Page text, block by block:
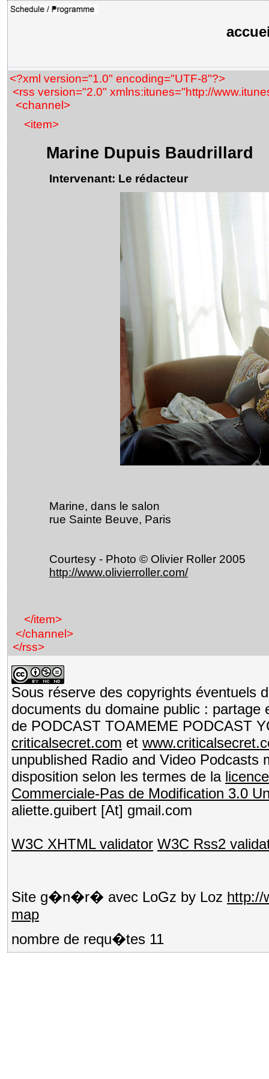
<?xml version="1.0" encoding="UTF-8"?>
<rss version="2.0" xmlns:itunes="http://
<channel>
<item>
Marine Dupuis Baudrillard
Intervenant: Le rédacteur
Marine, dans le salon
rue Sainte Beuve, Paris
Courtesy - Photo © Olivier Roller 2005
http://www.olivierroller.com/
</item>
</channel>
</rss>
Sous réserve des copyrights éventuels
documents du domaine public :
de PODCAST TOAMEME PODCAST
criticalsecret.com et
unpublished Radio and Video Podcasts
disposition selon les termes de la
Commerciale-Pas de Modification 3.0
aliette.guibert [At] gmail.com
W3C XHTML validator W3C Rss2
Site g�n�r� avec LoGz by Loz http://
map
nombre de requ�tes 11